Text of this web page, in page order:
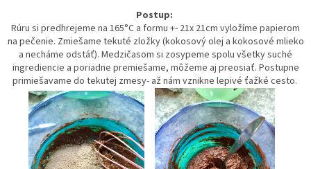
Postup:
Rúru si predhrejeme na 165°C a formu +- 21x 21cm vyložíme papierom
na pečenie. Zmiešame tekuté zložky (kokosový olej a kokosové mlieko
a necháme odstáť). Medzičasom si zosypeme spolu všetky suché
ingrediencie a poriadne premiešame, môžeme aj preosiať. Postupne
primiešavame do tekutej zmesy- až nám vznikne lepivé ťažké cesto.